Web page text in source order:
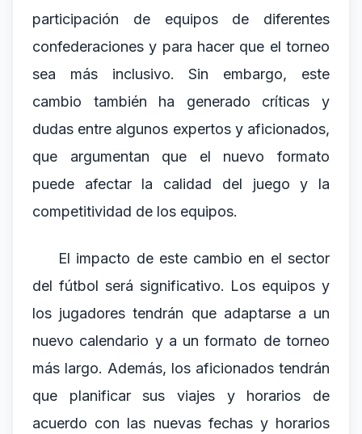
participación de equipos de diferentes
confederaciones y para hacer que el torneo
sea más inclusivo. Sin embargo, este
cambio también ha generado críticas y
dudas entre algunos expertos y aficionados,
que argumentan que el nuevo formato
puede afectar la calidad del juego y la
competitividad de los equipos.
El impacto de este cambio en el sector
del fútbol será significativo. Los equipos y
los jugadores tendrán que adaptarse a un
nuevo calendario y a un formato de torneo
más largo. Además, los aficionados tendrán
que planificar sus viajes y horarios de
acuerdo con las nuevas fechas y horarios